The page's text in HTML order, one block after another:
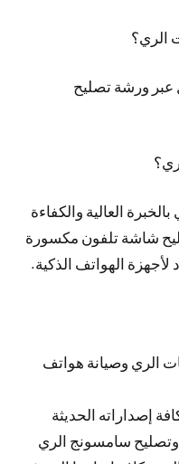
الري؟
عبر ورشة تصليح
العالية والكفاءة
شاشة تلفون مكسورة
لأجهزة الهواتف الذكية.
الري وصيانة هواتف
إصداراته الحديثة
وتصليح سامسونج الري